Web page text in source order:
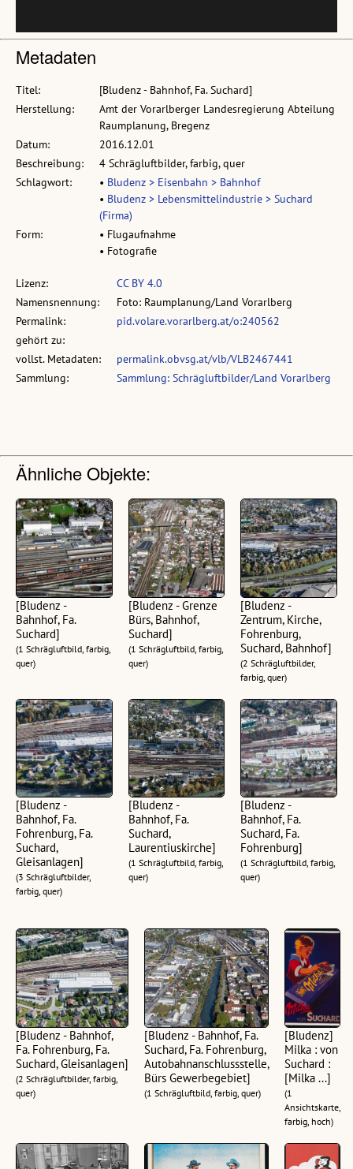
Metadaten
Titel:
[Bludenz - Bahnhof, Fa. Suchard]
Herstellung:
Amt der Vorarlberger Landesregierung Abteilung
Raumplanung, Bregenz
Datum:
2016.12.01
Beschreibung:
4 Schrägluftbilder, farbig, quer
Schlagwort:
• Bludenz > Eisenbahn > Bahnhof
• Bludenz > Lebensmittelindustrie > Suchard
(Firma)
Form:
• Flugaufnahme
• Fotografie
Lizenz:
CC BY 4.0
Namensnennung:
Foto: Raumplanung/Land Vorarlberg
Permalink:
pid.volare.vorarlberg.at/o:240562
gehört zu:
vollst. Metadaten:
permalink.obvsg.at/vlb/VLB2467441
Sammlung:
Sammlung: Schrägluftbilder/Land Vorarlberg
Ähnliche Objekte:
[Bludenz -
Bahnhof, Fa.
Suchard]
(1 Schrägluftbild, farbig,
quer)
[Bludenz - Grenze
Bürs, Bahnhof,
Suchard]
(1 Schrägluftbild, farbig,
quer)
[Bludenz -
Zentrum, Kirche,
Fohrenburg,
Suchard, Bahnhof]
(2 Schrägluftbilder,
farbig, quer)
[Bludenz -
Bahnhof, Fa.
Fohrenburg, Fa.
Suchard,
Gleisanlagen]
(3 Schrägluftbilder,
farbig, quer)
[Bludenz -
Bahnhof, Fa.
Suchard,
Laurentiuskirche]
(1 Schrägluftbild, farbig,
quer)
[Bludenz -
Bahnhof, Fa.
Suchard, Fa.
Fohrenburg]
(1 Schrägluftbild, farbig,
quer)
[Bludenz - Bahnhof,
Fa. Fohrenburg, Fa.
Suchard, Gleisanlagen]
(2 Schrägluftbilder, farbig,
quer)
[Bludenz - Bahnhof, Fa.
Suchard, Fa. Fohrenburg,
Autobahnanschlussstelle,
Bürs Gewerbegebiet]
(1 Schrägluftbild, farbig, quer)
[Bludenz]
Milka : von
Suchard :
[Milka ...]
(1
Ansichtskarte,
farbig, hoch)